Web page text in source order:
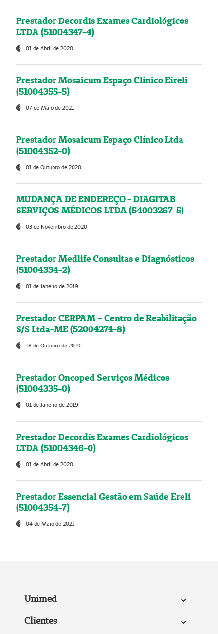
Prestador Decordis Exames Cardiológicos
LTDA (51004347-4)
01 de Abril de 2020
Prestador Mosaicum Espaço Clínico Eireli
(51004355-5)
07 de Maio de 2021
Prestador Mosaicum Espaço Clínico Ltda
(51004352-0)
01 de Outubro de 2020
MUDANÇA DE ENDEREÇO - DIAGITAB
SERVIÇOS MÉDICOS LTDA (54003267-5)
03 de Novembro de 2020
Prestador Medlife Consultas e Diagnósticos
(51004334-2)
01 de Janeiro de 2019
Prestador CERPAM – Centro de Reabilitação
S/S Ltda-ME (52004274-8)
18 de Outubro de 2019
Prestador Oncoped Serviços Médicos
(51004335-0)
01 de Janeiro de 2019
Prestador Decordis Exames Cardiológicos
LTDA (51004346-0)
01 de Abril de 2020
Prestador Essencial Gestão em Saúde Ereli
(51004354-7)
04 de Maio de 2021
Unimed
Clientes